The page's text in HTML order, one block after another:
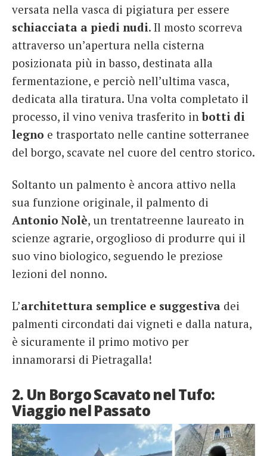
versata nella vasca di pigiatura per essere
schiacciata a piedi nudi. Il mosto scorreva
attraverso un’apertura nella cisterna
posizionata più in basso, destinata alla
fermentazione, e perciò nell’ultima vasca,
dedicata alla tiratura. Una volta completato il
processo, il vino veniva trasferito inbotti di
legno e trasportato nelle cantine sotterranee
del borgo, scavate nel cuore del centro storico.
Soltanto un palmento è ancora attivo nella
sua funzione originale, il palmento di
Antonio Nolè, un trentatreenne laureato in
scienze agrarie, orgoglioso di produrre qui il
suo vino biologico, seguendo le preziose
lezioni del nonno.
L’architettura semplice e suggestiva dei
palmenti circondati dai vigneti e dalla natura,
è sicuramente il primo motivo per
innamorarsi di Pietragalla!
2. Un Borgo Scavato nel Tufo:
Viaggio nel Passato